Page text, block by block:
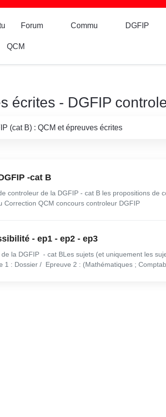
Forum Commu DGFIP
QCM
écrites - DGFIP
(cat B) : QCM et épreuves écrites
-cat B
controleur de la DGFIP - cat B les propositions de
Correction QCM concours controleur DGFIP
- ep1 - ep2 - ep3
la DGFIP - cat BLes sujets (et uniquement les
1 : Dossier / Epreuve 2 : (Mathématiques ;